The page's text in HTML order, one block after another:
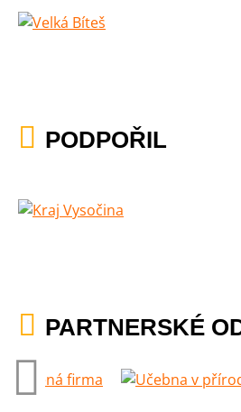
PODPOŘIL
PARTNERSKÉ